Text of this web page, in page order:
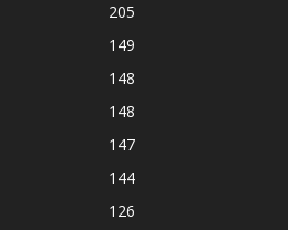
205
149
148
148
147
144
126